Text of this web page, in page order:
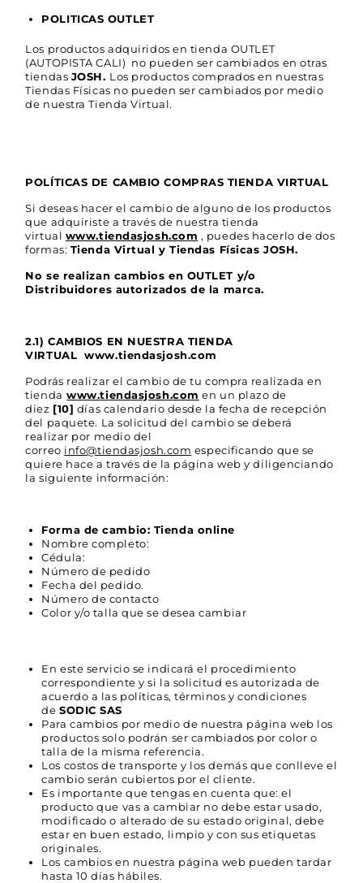
POLITICAS OUTLET
Los productos adquiridos en tienda OUTLET
(AUTOPISTA CALI) no pueden ser cambiados en otras
tiendas JOSH. Los productos comprados en nuestras
Tiendas Físicas no pueden ser cambiados por medio
de nuestra Tienda Virtual.
POLÍTICAS DE CAMBIO COMPRAS TIENDA VIRTUAL
Si deseas hacer el cambio de alguno de los productos
que adquiriste a través de nuestra tienda
virtual www.tiendasjosh.com , puedes hacerlo de dos
formas: Tienda Virtual y Tiendas Físicas JOSH.
No se realizan cambios en OUTLET y/o
Distribuidores autorizados de la marca.
2.1) CAMBIOS EN NUESTRA TIENDA
VIRTUAL www.tiendasjosh.com
Podrás realizar el cambio de tu compra realizada en
tienda www.tiendasjosh.com en un plazo de
diez [10] días calendario desde la fecha de recepción
del paquete. La solicitud del cambio se deberá
realizar por medio del
correo info@tiendasjosh.com especificando que se
quiere hace a través de la página web y diligenciando
la siguiente información:
Forma de cambio: Tienda online
Nombre completo:
Cédula:
Número de pedido
Fecha del pedido.
Número de contacto
Color y/o talla que se desea cambiar
En este servicio se indicará el procedimiento
correspondiente y si la solicitud es autorizada de
acuerdo a las políticas, términos y condiciones
deSODIC SAS
Para cambios por medio de nuestra página web los
productos solo podrán ser cambiados por color o
talla de la misma referencia.
Los costos de transporte y los demás que conlleve el
cambio serán cubiertos por el cliente.
Es importante que tengas en cuenta que: el
producto que vas a cambiar no debe estar usado,
modificado o alterado de su estado original, debe
estar en buen estado, limpio y con sus etiquetas
originales.
Los cambios en nuestra página web pueden tardar
hasta 10 días hábiles.